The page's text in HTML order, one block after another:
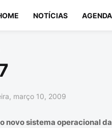
NOTÍCIAS AGENDA
março 10, 2009
novo sistema operacional